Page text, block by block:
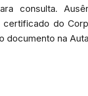
consulta.
certificado do
documento na